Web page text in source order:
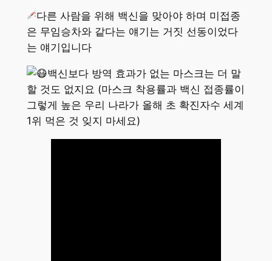
다른 사람을 위해 백신을 맞아야 하며 미접종
은 무임승차와 같다는 얘기는 거짓 선동이었다
는 얘기입니다
백신보다 방역 효과가 없는 마스크는 더 말
할 것도 없지요 (마스크 착용률과 백신 접종률이
그렇게 높은 우리 나라가 올해 초 확진자수 세계
1위 먹은 것 잊지 마세요)